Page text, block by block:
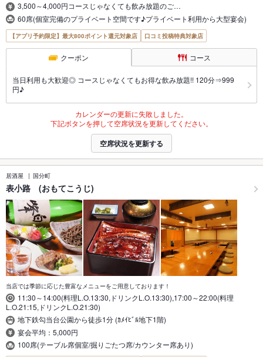
3,500～4,000円コースじゃなくても飲み放題のご…
60席(個室完備のプライベート空間です♪プライベート利用から大型宴会)
【アプリ予約限定】最大800ポイント還元対象店 口コミ投稿特典対象店
クーポン コース
当日利用も大歓迎◎ コースじゃなくてもお得な飲み放題!! 120分⇒999
円♪
カレンダーの更新に失敗しました。
下記ボタンを押して空席状況を更新してください。
空席状況を更新する
居酒屋 国分町
表小路 (おもてこうじ)
当店では季節に応じた豊富なメニューをご用意しております！
11:30～14:00(料理L.O.13:30,ドリンクL.O.13:30),17:00～22:00(料理
L.O.21:15,ドリンクL.O.21:30)
地下鉄勾当台公園から徒歩1分 (ｶﾒｲﾋﾞﾙ地下1階)
宴会平均：5,000円
100席(テーブル席個室/掘りごたつ席/カウンター席あり)